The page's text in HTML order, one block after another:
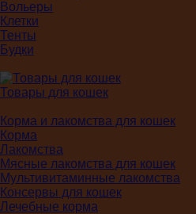
Вольеры
Клетки
Тенты
Будки
Товары для кошек
Корма и лакомства для кошек
Корма
Лакомства
Мясные лакомства для кошек
Мультивитаминные лакомства
Консервы для кошек
Лечебные корма